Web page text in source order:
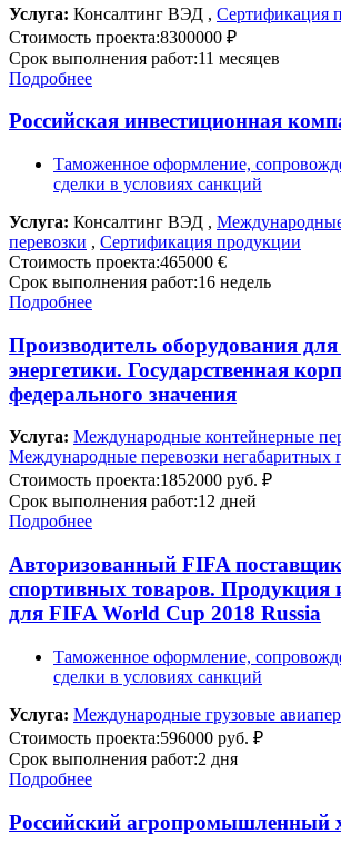
Услуга: Консалтинг ВЭД , Сертификация
Стоимость проекта:8300000 ₽
Срок выполнения работ:11 месяцев
Подробнее
Российская инвестиционная
Таможенное оформление,
сделки в условиях санкций
Услуга: Консалтинг ВЭД ,
перевозки , Сертификация продукции
Стоимость проекта:465000 €
Срок выполнения работ:16 недель
Подробнее
Производитель оборудования
энергетики. Государственная
федерального значения
Услуга: Международные контейнерные
Международные перевозки негабаритных
Стоимость проекта:1852000 руб. ₽
Срок выполнения работ:12 дней
Подробнее
Авторизованный FIFA
спортивных товаров. Продукция
для FIFA World Cup 2018 Russia
Таможенное оформление,
сделки в условиях санкций
Услуга: Международные грузовые
Стоимость проекта:596000 руб. ₽
Срок выполнения работ:2 дня
Подробнее
Российский агропромышленный